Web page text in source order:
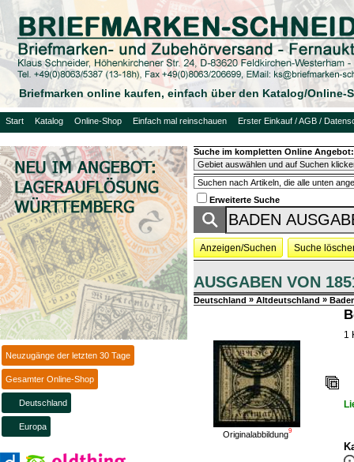
Briefmarken online kaufen, einfach über den Katalog/Online-
Start Katalog Online-Shop Einfach mal reinschauen Erster Einkauf / AGB /
Neuzugänge der letzten 30 Tage
Gesamter Online-Shop
Deutschland
Europa
Suche im kompletten Online Angebot:
Erweiterte Suche
Anzeigen/Suchen Suche
AUSGABEN VON
Deutschland » Altdeutschland »
Originalabbildung9
1